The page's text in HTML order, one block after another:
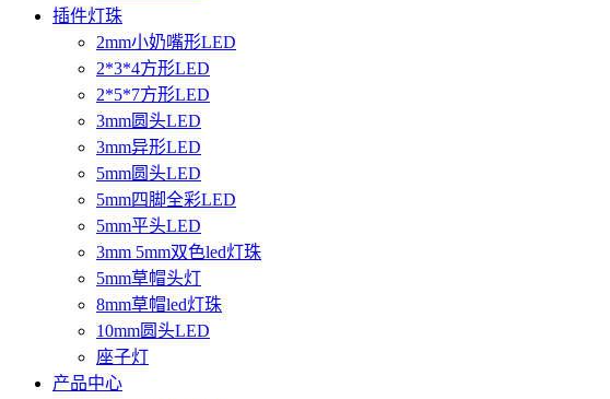
插件灯珠
2mm小奶嘴形LED
2*3*4方形LED
2*5*7方形LED
3mm圆头LED
3mm异形LED
5mm圆头LED
5mm四脚全彩LED
5mm平头LED
3mm 5mm双色led灯珠
5mm草帽头灯
8mm草帽led灯珠
10mm圆头LED
座子灯
产品中心